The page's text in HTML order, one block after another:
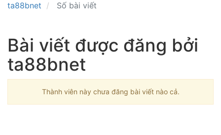
ta88bnet Số bài viết
Bài viết được đăng bởi
ta88bnet
Thành viên này chưa đăng bài viết nào cả.